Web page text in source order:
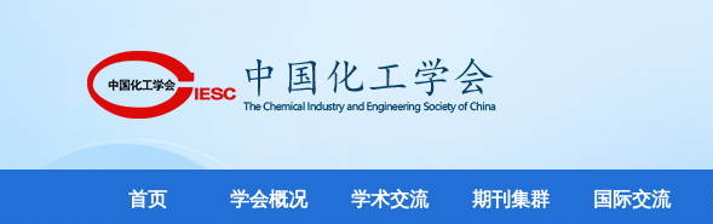
首页 学会概况 学术交流 期刊集群 国际交流